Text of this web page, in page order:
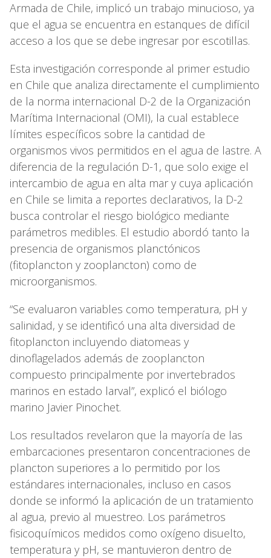
Armada de Chile, implicó un trabajo minucioso, ya
que el agua se encuentra en estanques de difícil
acceso a los que se debe ingresar por escotillas.
Esta investigación corresponde al primer estudio
en Chile que analiza directamente el cumplimiento
de la norma internacional D-2 de la Organización
Marítima Internacional (OMI), la cual establece
límites específicos sobre la cantidad de
organismos vivos permitidos en el agua de lastre. A
diferencia de la regulación D-1, que solo exige el
intercambio de agua en alta mar y cuya aplicación
en Chile se limita a reportes declarativos, la D-2
busca controlar el riesgo biológico mediante
parámetros medibles. El estudio abordó tanto la
presencia de organismos planctónicos
(fitoplancton y zooplancton) como de
microorganismos.
“Se evaluaron variables como temperatura, pH y
salinidad, y se identificó una alta diversidad de
fitoplancton incluyendo diatomeas y
dinoflagelados además de zooplancton
compuesto principalmente por invertebrados
marinos en estado larval”, explicó el biólogo
marino Javier Pinochet.
Los resultados revelaron que la mayoría de las
embarcaciones presentaron concentraciones de
plancton superiores a lo permitido por los
estándares internacionales, incluso en casos
donde se informó la aplicación de un tratamiento
al agua, previo al muestreo. Los parámetros
fisicoquímicos medidos como oxígeno disuelto,
temperatura y pH, se mantuvieron dentro de